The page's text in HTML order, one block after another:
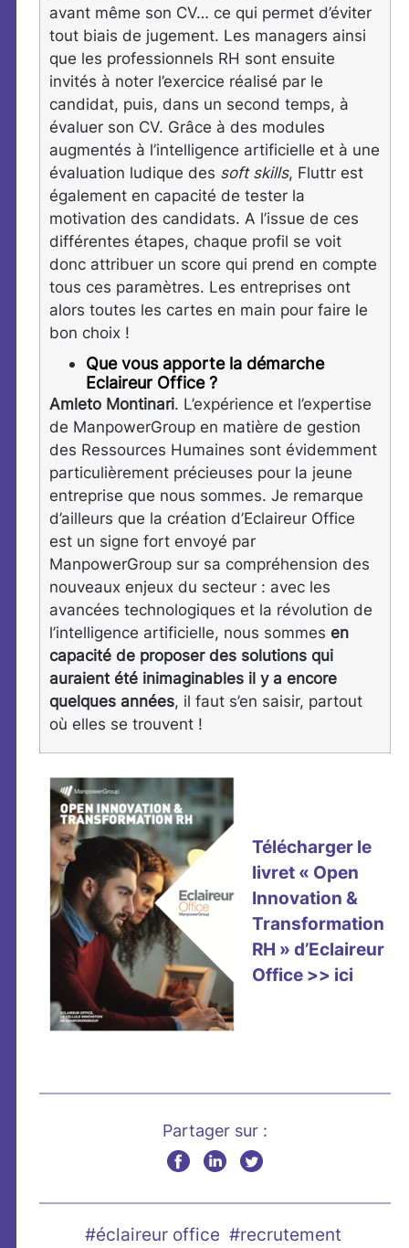
avant même son CV… ce qui permet d’éviter
tout biais de jugement. Les managers ainsi
que les professionnels RH sont ensuite
invités à noter l’exercice réalisé par le
candidat, puis, dans un second temps, à
évaluer son CV. Grâce à des modules
augmentés à l’intelligence artificielle et à une
évaluation ludique des soft skills, Fluttr est
également en capacité de tester la
motivation des candidats. A l’issue de ces
différentes étapes, chaque profil se voit
donc attribuer un score qui prend en compte
tous ces paramètres. Les entreprises ont
alors toutes les cartes en main pour faire le
bon choix !
Que vous apporte la démarche
Eclaireur Office ?
Amleto Montinari. L’expérience et l’expertise
de ManpowerGroup en matière de gestion
des Ressources Humaines sont évidemment
particulièrement précieuses pour la jeune
entreprise que nous sommes. Je remarque
d’ailleurs que la création d’Eclaireur Office
est un signe fort envoyé par
ManpowerGroup sur sa compréhension des
nouveaux enjeux du secteur : avec les
avancées technologiques et la révolution de
l’intelligence artificielle, nous sommes en
capacité de proposer des solutions qui
auraient été inimaginables il y a encore
quelques années, il faut s’en saisir, partout
où elles se trouvent !
Télécharger le
livret « Open
Innovation &
Transformation
RH » d’Eclaireur
Office >> ici
Partager sur :
#éclaireur office #recrutement